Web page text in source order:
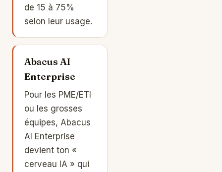
de 15 à 75%
selon leur usage.
Abacus AI
Enterprise
Pour les PME/ETI
ou les grosses
équipes, Abacus
AI Enterprise
devient ton «
cerveau IA » qui